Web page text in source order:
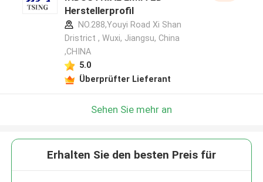
Herstellerprofil
NO.288,Youyi Road Xi Shan
Dristrict , Wuxi, Jiangsu, China
,CHINA
5.0
Überprüfter Lieferant
Sehen Sie mehr an
Erhalten Sie den besten Preis für